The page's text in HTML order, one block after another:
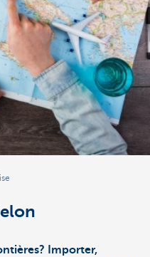
Importer,